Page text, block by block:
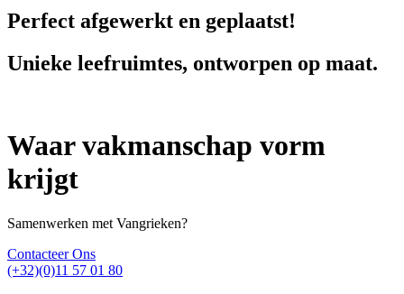
Perfect afgewerkt en geplaatst!
Unieke leefruimtes, ontworpen op maat.
Waar vakmanschap vorm
krijgt
Samenwerken met Vangrieken?
Contacteer Ons
(+32)(0)11 57 01 80